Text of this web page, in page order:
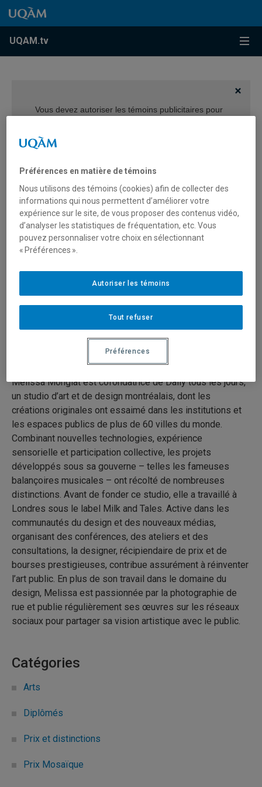
Accéder au contenu
Accéder au menu principal
Accéder à la recherche
Accéder au contenu
Accéder au menu principal
UQAM.tv
Vous devez autoriser les témoins publicitaires pour
Melissa Mongiat – Prix
Mosaïque 2024
3 mai 2024
Melissa Mongiat, cofondatrice deDaily tous les jours
Baccalauréat en design graphique, 2002
Melissa Mongiat est cofondatrice de Daily tous les jours,
un studio d’art et de design montréalais, dont les
créations originales ont essaimé dans les institutions et
les espaces publics de plus de 60 villes du monde.
Combinant nouvelles technologies, expérience
sensorielle et participation collective, les projets
développés sous sa gouverne – telles les fameuses
balançoires musicales – ont récolté de nombreuses
distinctions. Avant de fonder ce studio, elle a travaillé à
Londres sous le label Milk and Tales. Active dans les
communautés du design et des nouveaux médias,
organisant des conférences, des ateliers et des
consultations, la designer, récipiendaire de prix et de
bourses prestigieuses, contribue assurément à réinventer
l’art public. En plus de son travail dans le domaine du
design, Melissa est passionnée par la photographie de
rue et publie régulièrement ses œuvres sur les réseaux
sociaux pour partager sa vision artistique avec le public.
Catégories
Arts
Diplômés
Prix et distinctions
Prix Mosaïque
Préférences en matière de témoins
Nous utilisons des témoins (cookies) afin de collecter des
informations qui nous permettent d’améliorer votre
expérience sur le site, de vous proposer des contenus vidéo,
d’analyser les statistiques de fréquentation, etc. Vous
pouvez personnaliser votre choix en sélectionnant
« Préférences ».
Tout refuser
Autoriser les témoins
Préférences